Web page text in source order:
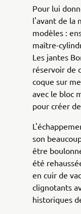
Pour lui
l'avant de la
modèles :
maître-
Les jantes
réservoir de
coque sur
avec le bloc
pour créer
son
être
été
en cuir de
clignotants
historiques